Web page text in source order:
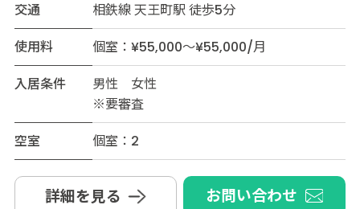
交通
相鉄線 天王町駅 徒歩5分
使用料
個室：¥55,000～¥55,000/月
入居条件
男性 女性
※要審査
空室
個室：2
詳細を見る お問い合わせ